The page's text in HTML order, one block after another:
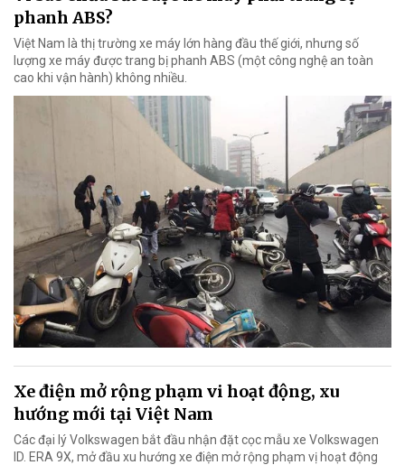
phanh ABS?
Việt Nam là thị trường xe máy lớn hàng đầu thế giới, nhưng số
lượng xe máy được trang bị phanh ABS (một công nghệ an toàn
cao khi vận hành) không nhiều.
Xe điện mở rộng phạm vi hoạt động, xu
hướng mới tại Việt Nam
Các đại lý Volkswagen bắt đầu nhận đặt cọc mẫu xe Volkswagen
ID. ERA 9X, mở đầu xu hướng xe điện mở rộng phạm vị hoạt động